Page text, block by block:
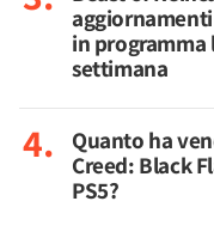
in programma
settimana
Quanto ha
Creed: Black
PS5?